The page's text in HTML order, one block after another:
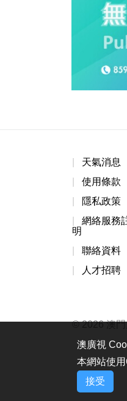
天氣消息
使用條款
隱私政策
網絡服務
明
聯絡資料
人才招聘
© 2026 澳
澳廣視
本網站使
接受